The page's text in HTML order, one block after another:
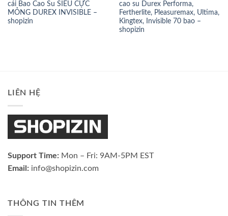
cái Bao Cao Su SIÊU CỰC
MỎNG DUREX INVISIBLE –
shopizin
cao su Durex Performa,
Fertherlite, Pleasuremax, Ultima,
Kingtex, Invisible 70 bao –
shopizin
LIÊN HỆ
Support Time: Mon – Fri: 9AM-5PM EST
Email: info@shopizin.com
THÔNG TIN THÊM